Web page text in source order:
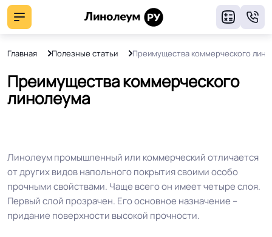
Главная Полезные статьи Преимущества коммерческого
Преимущества коммерческого
линолеума
Линолеум промышленный или коммерческий отличается
от других видов напольного покрытия своими особо
прочными свойствами. Чаще всего он имеет четыре слоя.
Первый слой прозрачен. Его основное назначение –
придание поверхности высокой прочности.